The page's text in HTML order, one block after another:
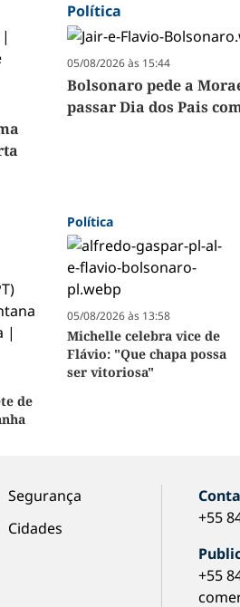
Política
05/08/2026 às 15:44
Bolsonaro pede a
passar Dia dos Pais
de
Política
05/08/2026 às 13:58
Michelle celebra vice de
Flávio: "Que chapa possa
ser vitoriosa"
Segurança
Cidades
+55
+55